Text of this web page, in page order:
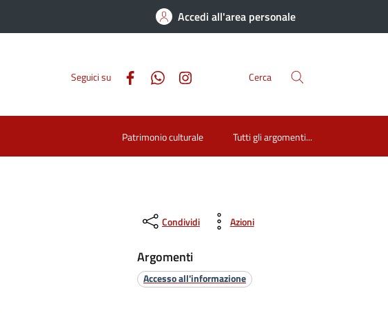
Accedi all'area personale
Seguici su Cerca
Patrimonio culturale Tutti gli argomenti...
Condividi Azioni
Argomenti
Accesso all'informazione